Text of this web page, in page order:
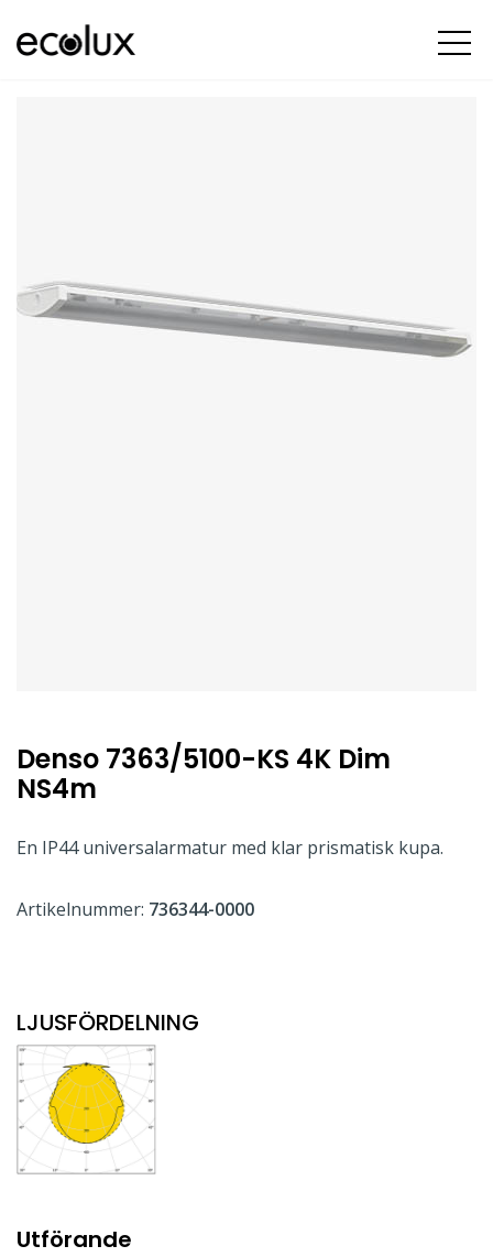
Denso 7363/5100-KS 4K Dim
NS4m
En IP44 universalarmatur med klar prismatisk kupa.
Artikelnummer: 736344-0000
LJUSFÖRDELNING
Utförande